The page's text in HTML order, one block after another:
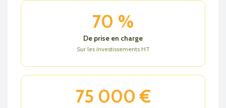
70 %
De prise en charge
Sur les investissements HT
75 000 €